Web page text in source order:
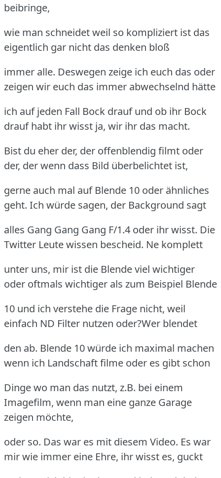
beibringe,
wie man schneidet weil so kompliziert ist das
eigentlich gar nicht das denken bloß
immer alle. Deswegen zeige ich euch das oder
zeigen wir euch das immer abwechselnd hätte
ich auf jeden Fall Bock drauf und ob ihr Bock
drauf habt ihr wisst ja, wir ihr das macht.
Bist du eher der, der offenblendig filmt oder
der, der wenn dass Bild überbelichtet ist,
gerne auch mal auf Blende 10 oder ähnliches
geht. Ich würde sagen, der Background sagt
alles Gang Gang Gang F/1.4 oder ihr wisst. Die
Twitter Leute wissen bescheid. Ne komplett
unter uns, mir ist die Blende viel wichtiger
oder oftmals wichtiger als zum Beispiel Blende
10 und ich verstehe die Frage nicht, weil
einfach ND Filter nutzen oder?Wer blendet
den ab. Blende 10 würde ich maximal machen
wenn ich Landschaft filme oder es gibt schon
Dinge wo man das nutzt, z.B. bei einem
Imagefilm, wenn man eine ganze Garage
zeigen möchte,
oder so. Das war es mit diesem Video. Es war
mir wie immer eine Ehre, ihr wisst es, guckt